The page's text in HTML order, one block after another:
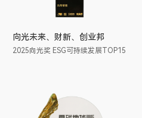
向光未来、财新、创业邦
2025向光奖 ESG可持续发展TOP15